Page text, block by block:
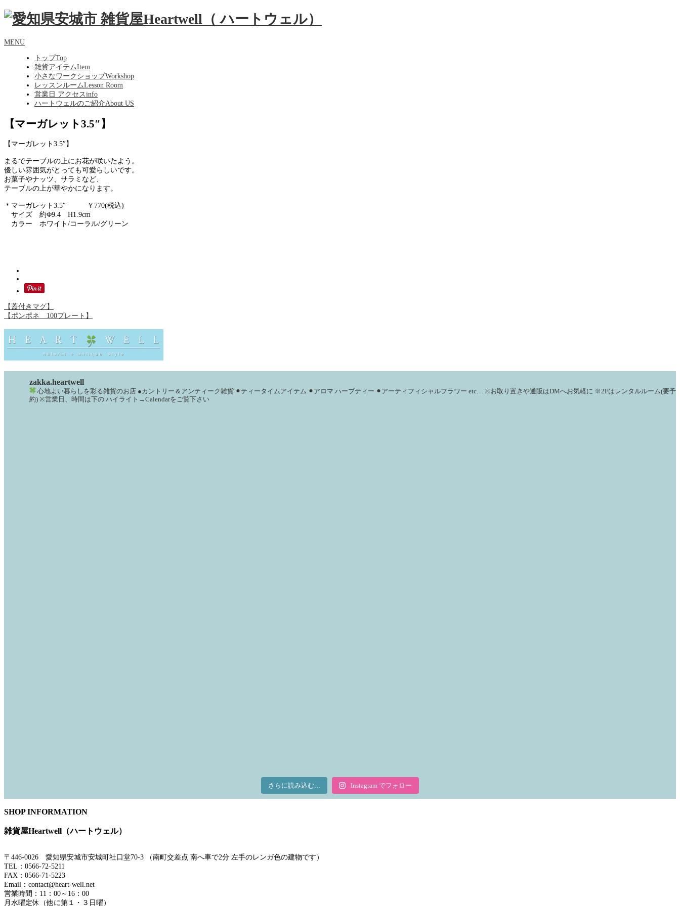
MENU
トップTop
雑貨アイテムItem
小さなワークショップWorkshop
レッスンルームLesson Room
営業日 アクセスinfo
ハートウェルのご紹介About US
【マーガレット3.5″】
【マーガレット3.5″】
まるでテーブルの上にお花が咲いたよう。
優しい雰囲気がとっても可愛らしいです。
お菓子やナッツ、サラミなど、
テーブルの上が華やかになります。
＊マーガレット3.5″ ￥770(税込)
サイズ 約Φ9.4 H1.9cm
カラー ホワイト/コーラル/グリーン
【蓋付きマグ】
【ポンポネ 100プレート】
zakka.heartwell
心地よい暮らしを彩る雑貨のお店 ●カントリー＆アンティーク雑貨 ⚫︎ティータイムアイテム ⚫︎アロマ.ハーブティー ⚫︎アーティフィシャルフラワー etc… ※お取り置きや通販はDMへお気軽に ※2Fはレンタルルーム(要予
約) ※営業日、時間は下の ハイライト→Calendarをご覧下さい
さらに読み込む... Instagram でフォロー
SHOP INFORMATION
雑貨屋Heartwell（ハートウェル）
〒446-0026 愛知県安城市安城町社口堂70-3 （南町交差点 南へ車で2分 左手のレンガ色の建物です）
TEL：0566-72-5211
FAX：0566-71-5223
Email：contact@heart-well.net
営業時間：11：00～16：00
月水曜定休（他に第１・３日曜）